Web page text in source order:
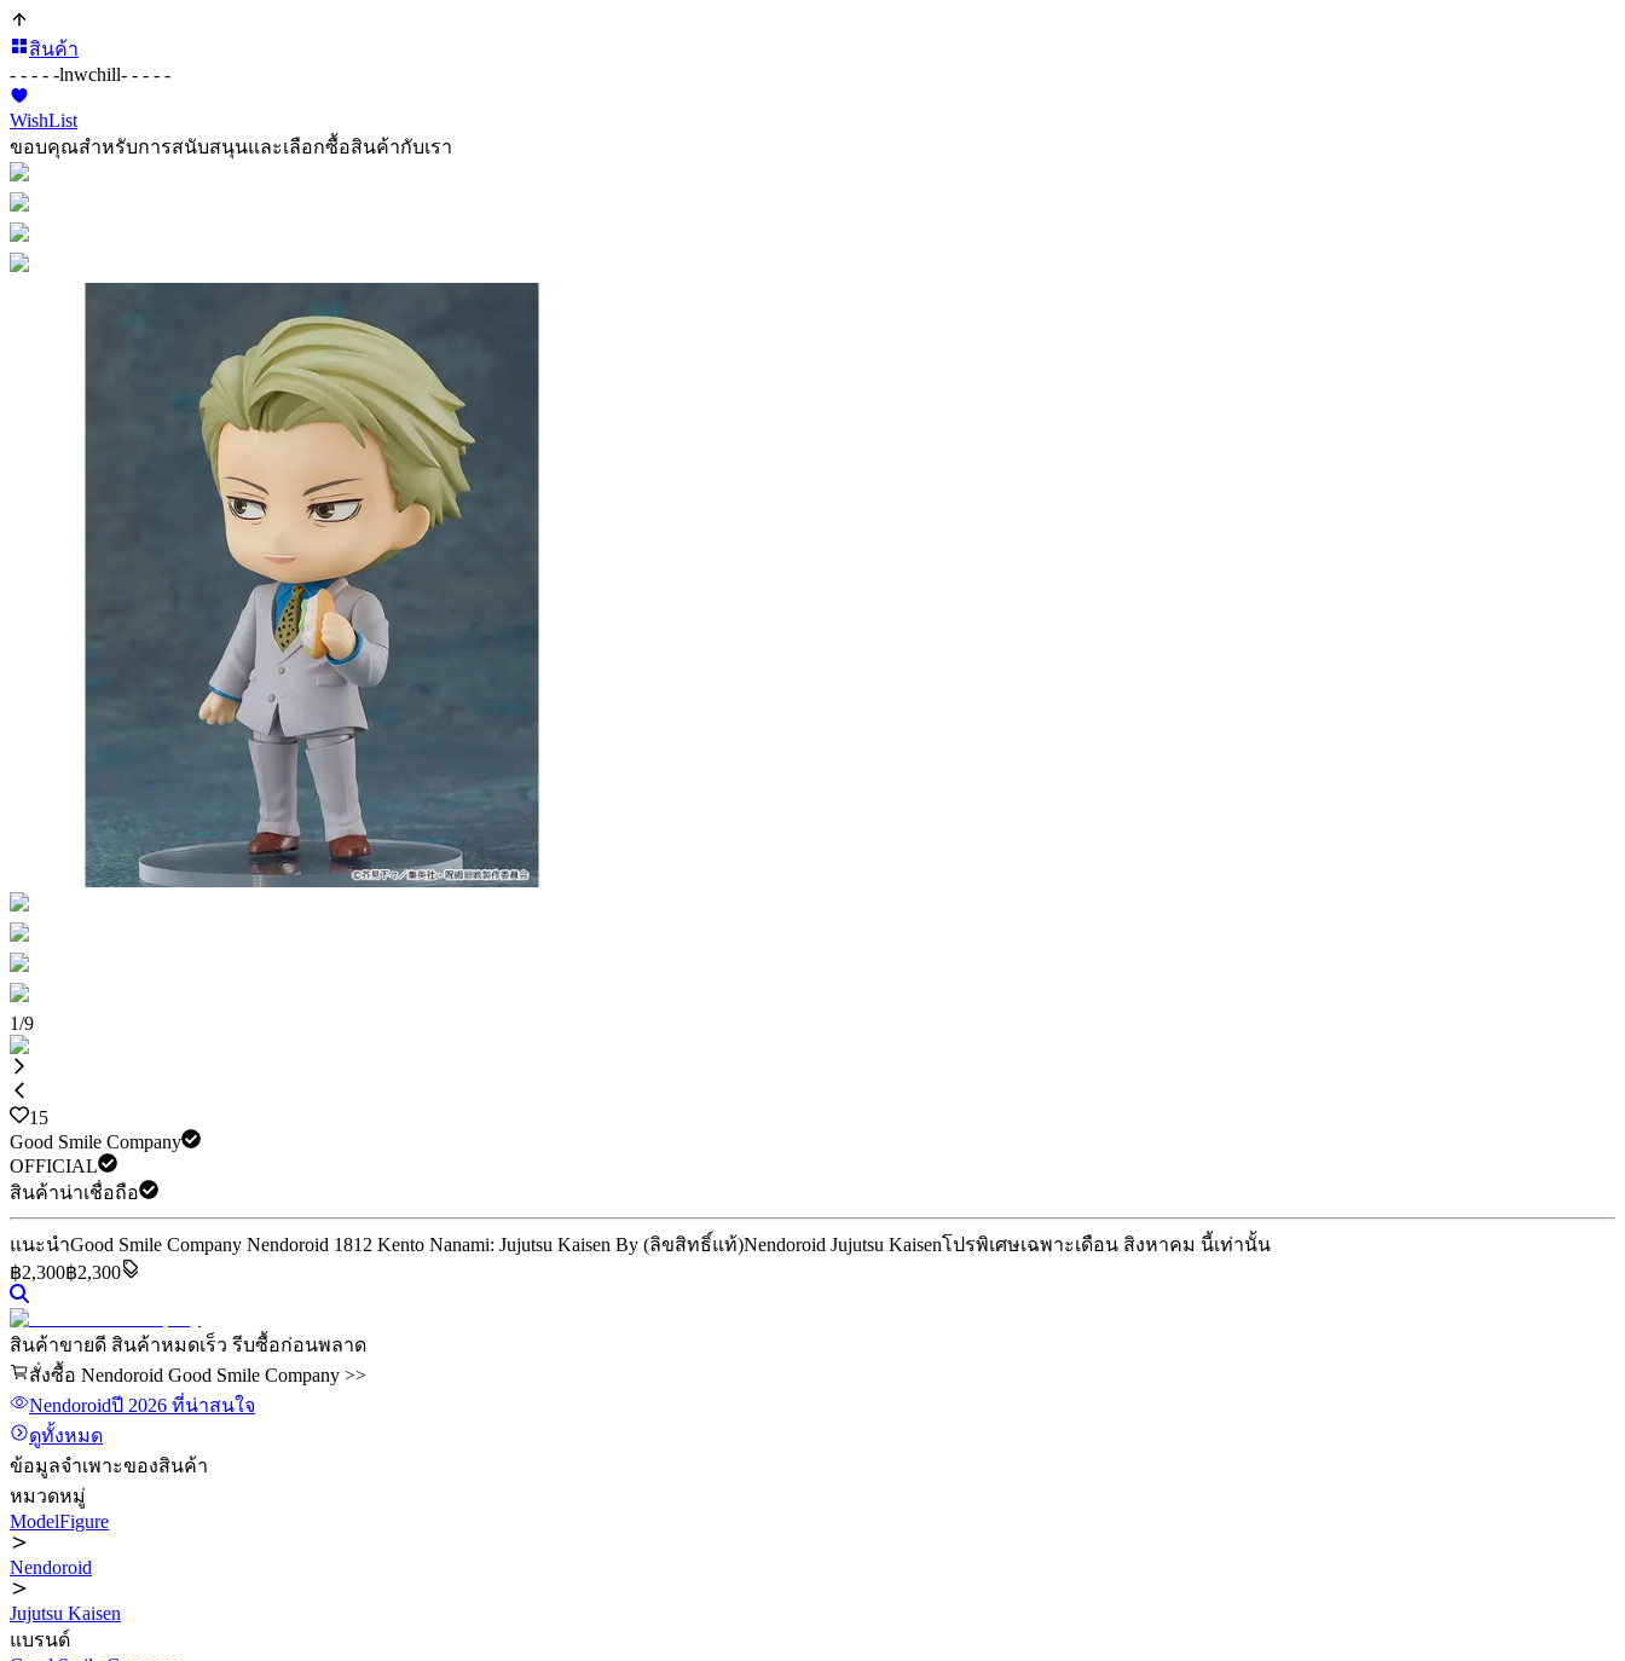
สินค้า
- - - - -lnwchill- - - - -
WishList
ขอบคุณสำหรับการสนับสนุนและเลือกซื้อสินค้ากับเรา
1/9
15
Good Smile Company
OFFICIAL
สินค้าน่าเชื่อถือ
แนะนำGood Smile Company Nendoroid 1812 Kento Nanami: Jujutsu Kaisen By (ลิขสิทธิ์แท้)Nendoroid Jujutsu Kaisenโปรพิเศษเฉพาะเดือน สิงหาคม นี้เท่านั้น
฿2,300฿2,300
สินค้าขายดี สินค้าหมดเร็ว รีบซื้อก่อนพลาด
สั่งซื้อ Nendoroid Good Smile Company >>
Nendoroidปี 2026 ที่น่าสนใจ
ดูทั้งหมด
ข้อมูลจำเพาะของสินค้า
หมวดหมู่
ModelFigure
Nendoroid
Jujutsu Kaisen
แบรนด์